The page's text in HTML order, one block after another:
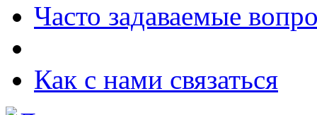
Часто задаваемые
Как с нами связаться